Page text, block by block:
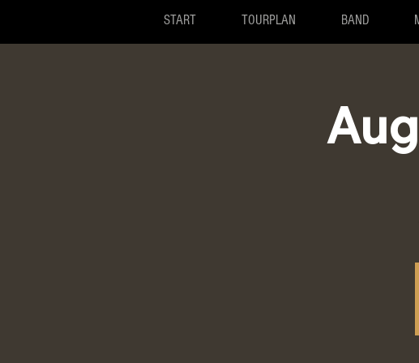
START TOURPLAN BAND